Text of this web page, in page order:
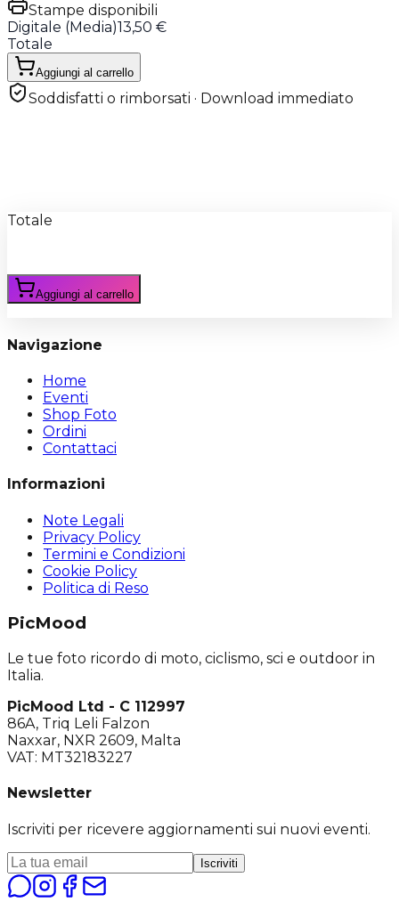
Stampe disponibili
Digitale (Media)13,50 €
Totale
Aggiungi al carrello
Soddisfatti o rimborsati · Download immediato
Totale
Aggiungi al carrello
Navigazione
Home
Eventi
Shop Foto
Ordini
Contattaci
Informazioni
Note Legali
Privacy Policy
Termini e Condizioni
Cookie Policy
Politica di Reso
PicMood
Le tue foto ricordo di moto, ciclismo, sci e outdoor in
Italia.
PicMood Ltd - C 112997
86A, Triq Leli Falzon
Naxxar, NXR 2609, Malta
VAT: MT32183227
Newsletter
Iscriviti per ricevere aggiornamenti sui nuovi eventi.
Iscriviti